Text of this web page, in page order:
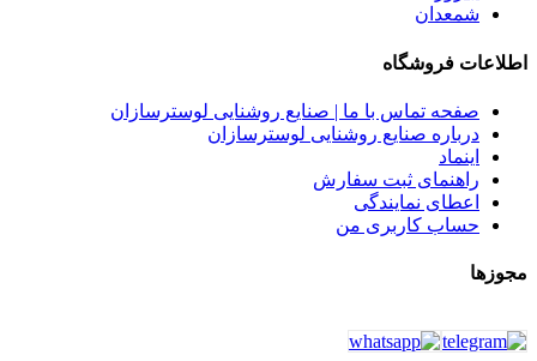
شمعدان
اطلاعات فروشگاه
صفحه تماس با ما | صنایع روشنایی لوسترسازان
درباره صنایع روشنایی لوسترسازان
اینماد
راهنمای ثبت سفارش
اعطای نمایندگی
حساب کاربری من
مجوزها